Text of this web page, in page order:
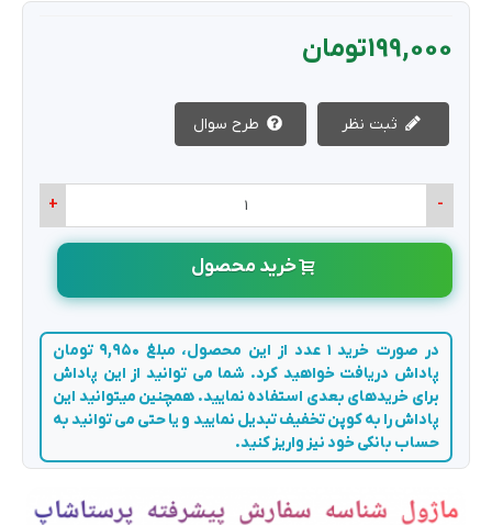
199,000 تومان
-
+
خرید محصول
در صورت خرید 1 عدد از این محصول، مبلغ 9,950 تومان
پاداش دریافت خواهید کرد. شما می توانید از این پاداش
برای خریدهای بعدی استفاده نمایید. همچنین میتوانید این
پاداش را به کوپن تخفیف تبدیل نمایید و یا حتی می توانید به
حساب بانکی خود نیز واریز کنید.